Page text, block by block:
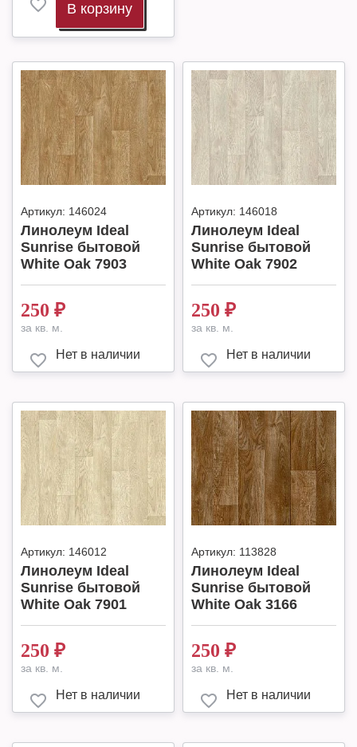
В корзину
Артикул: 146024
Линолеум Ideal
Sunrise бытовой
White Oak 7903
250 ₽
за кв. м.
Нет в наличии
Артикул: 146018
Линолеум Ideal
Sunrise бытовой
White Oak 7902
250 ₽
за кв. м.
Нет в наличии
Артикул: 146012
Линолеум Ideal
Sunrise бытовой
White Oak 7901
250 ₽
за кв. м.
Нет в наличии
Артикул: 113828
Линолеум Ideal
Sunrise бытовой
White Oak 3166
250 ₽
за кв. м.
Нет в наличии